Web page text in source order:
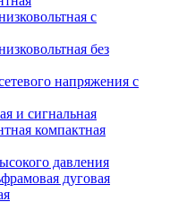
с
без
напряжения с
и сигнальная
компактная
давления
дуговая